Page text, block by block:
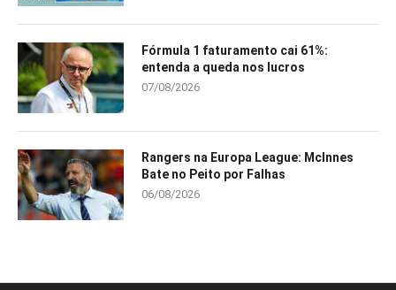
Fórmula 1 faturamento cai 61%:
entenda a queda nos lucros
07/08/2026
Rangers na Europa League: McInnes
Bate no Peito por Falhas
06/08/2026